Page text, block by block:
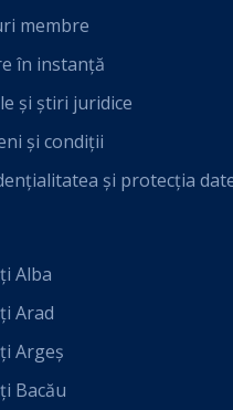
membre
în instanță
și știri juridice
și condiții
și protecția
Alba
Arad
Argeș
Bacău